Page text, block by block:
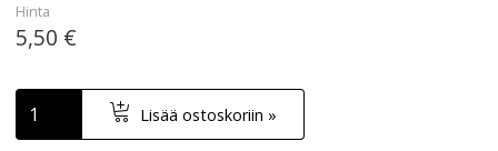
Hinta
5,50 €
Lisää ostoskoriin »